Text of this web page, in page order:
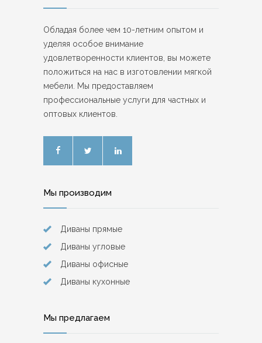
Обладая более чем 10-летним опытом и
уделяя особое внимание
удовлетворенности клиентов, вы можете
положиться на нас в изготовлении мягкой
мебели. Мы предоставляем
профессиональные услуги для частных и
оптовых клиентов.
Мы производим
Диваны прямые
Диваны угловые
Диваны офисные
Диваны кухонные
Мы предлагаем